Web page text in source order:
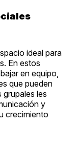
ideal para
En estos
en equipo,
que pueden
grupales les
y
crecimiento